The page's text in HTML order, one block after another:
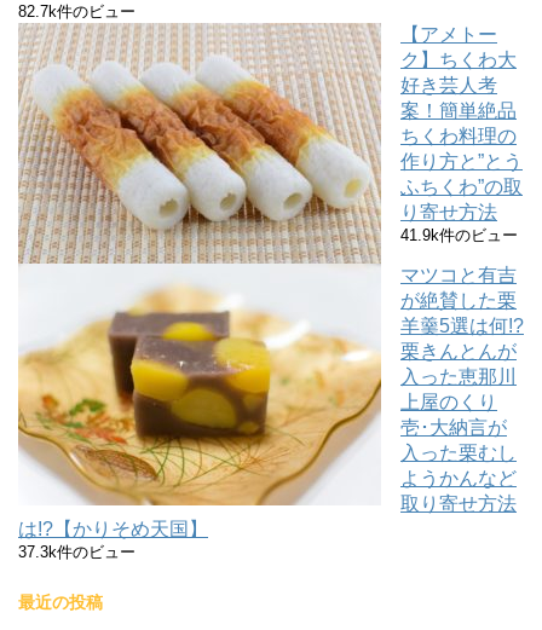
82.7k件のビュー
【アメトー
ク】ちくわ大
好き芸人考
案！簡単絶品
ちくわ料理の
作り方と”とう
ふちくわ”の取
り寄せ方法
41.9k件のビュー
マツコと有吉
が絶賛した栗
羊羹5選は何!?
栗きんとんが
入った恵那川
上屋のくり
壱･大納言が
入った栗むし
ようかんなど
取り寄せ方法
は!?【かりそめ天国】
37.3k件のビュー
最近の投稿